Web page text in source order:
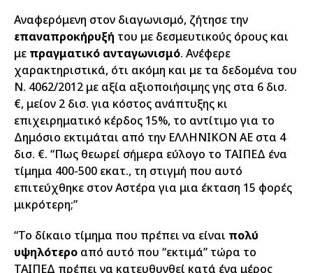
Αναφερόμενη στον διαγωνισμό, ζήτησε την
επαναπροκήρυξή του με δεσμευτικούς όρους και
με πραγματικό ανταγωνισμό. Ανέφερε
χαρακτηριστικά, ότι ακόμη και με τα δεδομένα του
Ν. 4062/2012 με αξία αξιοποιήσιμης γης στα 6 δισ.
€, μείον 2 δισ. για κόστος ανάπτυξης κι
επιχειρηματικό κέρδος 15%, το αντίτιμο για το
Δημόσιο εκτιμάται από την ΕΛΛΗΝΙΚΟΝ ΑΕ στα 4
δισ. €. “Πως θεωρεί σήμερα εύλογο το ΤΑΙΠΕΔ ένα
τίμημα 400-500 εκατ., τη στιγμή που αυτό
επιτεύχθηκε στον Αστέρα για μια έκταση 15 φορές
μικρότερη;”
“Το δίκαιο τίμημα που πρέπει να είναι πολύ
υψηλότερο από αυτό που “εκτιμά” τώρα το
ΤΑΙΠΕΔ πρέπει να κατευθυνθεί κατά ένα μέρος